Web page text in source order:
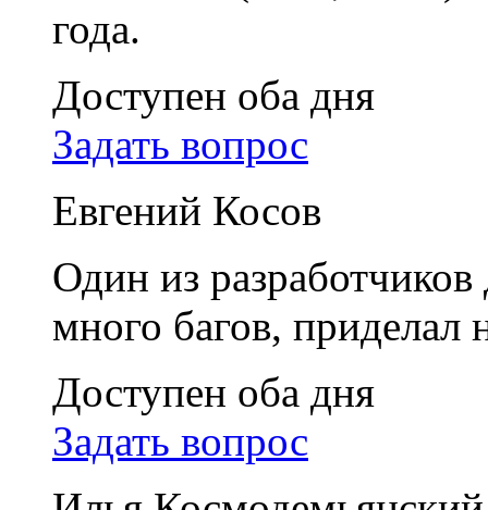
года.
Доступен оба дня
Задать вопрос
Евгений Косов
Один из
много багов, приделал
Доступен оба дня
Задать вопрос